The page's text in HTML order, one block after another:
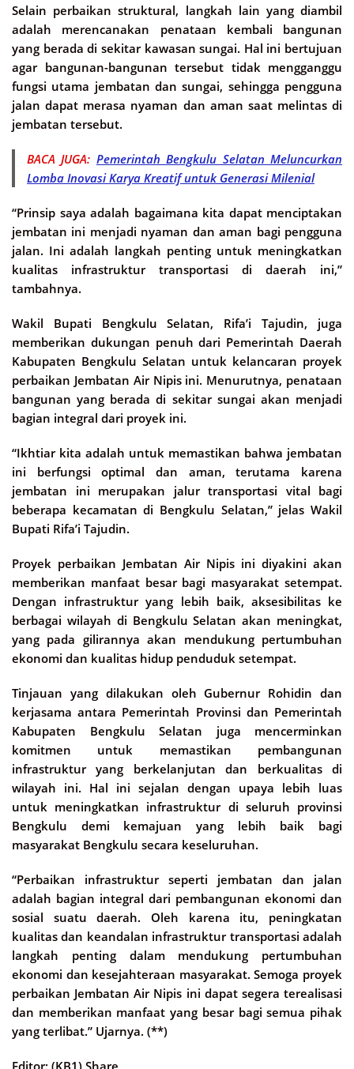
Selain perbaikan struktural, langkah lain yang diambil
adalah merencanakan penataan kembali bangunan
yang berada di sekitar kawasan sungai. Hal ini bertujuan
agar bangunan-bangunan tersebut tidak mengganggu
fungsi utama jembatan dan sungai, sehingga pengguna
jalan dapat merasa nyaman dan aman saat melintas di
jembatan tersebut.
BACA JUGA: Pemerintah Bengkulu Selatan Meluncurkan
Lomba Inovasi Karya Kreatif untuk Generasi Milenial
“Prinsip saya adalah bagaimana kita dapat menciptakan
jembatan ini menjadi nyaman dan aman bagi pengguna
jalan. Ini adalah langkah penting untuk meningkatkan
kualitas infrastruktur transportasi di daerah ini,”
tambahnya.
Wakil Bupati Bengkulu Selatan, Rifa’i Tajudin, juga
memberikan dukungan penuh dari Pemerintah Daerah
Kabupaten Bengkulu Selatan untuk kelancaran proyek
perbaikan Jembatan Air Nipis ini. Menurutnya, penataan
bangunan yang berada di sekitar sungai akan menjadi
bagian integral dari proyek ini.
“Ikhtiar kita adalah untuk memastikan bahwa jembatan
ini berfungsi optimal dan aman, terutama karena
jembatan ini merupakan jalur transportasi vital bagi
beberapa kecamatan di Bengkulu Selatan,” jelas Wakil
Bupati Rifa’i Tajudin.
Proyek perbaikan Jembatan Air Nipis ini diyakini akan
memberikan manfaat besar bagi masyarakat setempat.
Dengan infrastruktur yang lebih baik, aksesibilitas ke
berbagai wilayah di Bengkulu Selatan akan meningkat,
yang pada gilirannya akan mendukung pertumbuhan
ekonomi dan kualitas hidup penduduk setempat.
Tinjauan yang dilakukan oleh Gubernur Rohidin dan
kerjasama antara Pemerintah Provinsi dan Pemerintah
Kabupaten Bengkulu Selatan juga mencerminkan
komitmen untuk memastikan pembangunan
infrastruktur yang berkelanjutan dan berkualitas di
wilayah ini. Hal ini sejalan dengan upaya lebih luas
untuk meningkatkan infrastruktur di seluruh provinsi
Bengkulu demi kemajuan yang lebih baik bagi
masyarakat Bengkulu secara keseluruhan.
“Perbaikan infrastruktur seperti jembatan dan jalan
adalah bagian integral dari pembangunan ekonomi dan
sosial suatu daerah. Oleh karena itu, peningkatan
kualitas dan keandalan infrastruktur transportasi adalah
langkah penting dalam mendukung pertumbuhan
ekonomi dan kesejahteraan masyarakat. Semoga proyek
perbaikan Jembatan Air Nipis ini dapat segera terealisasi
dan memberikan manfaat yang besar bagi semua pihak
yang terlibat.” Ujarnya. (**)
Editor: (KB1) Share